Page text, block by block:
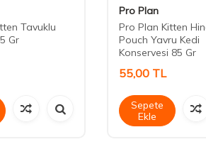
Tavuklu
Gr
Pro Plan
Pro Plan Kitten
Pouch Yavru Kedi
Konservesi 85 Gr
55,00 TL
Sepete
Ekle